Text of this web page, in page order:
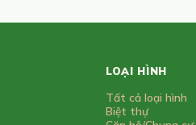
LOẠI HÌNH
Tất cả loại hình
Biệt thự